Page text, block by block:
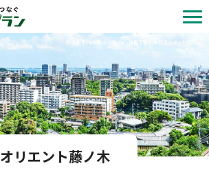
北九州市内の中古マンション情報 | 株式会社エステートプラン
オリエント藤ノ木